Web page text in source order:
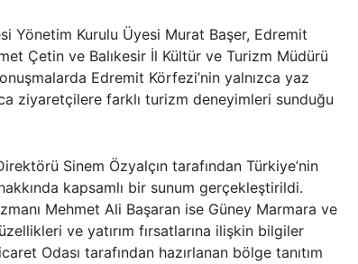
Yönetim Kurulu Üyesi Murat Başer, Edremit
Çetin ve Balıkesir İl Kültür ve Turizm Müdürü
Edremit Körfezi’nin yalnızca yaz
ziyaretçilere farklı turizm deneyimleri sunduğu
Sinem Özyalçın tarafından Türkiye’nin
kapsamlı bir sunum gerçekleştirildi.
Mehmet Ali Başaran ise Güney Marmara ve
ve yatırım fırsatlarına ilişkin bilgiler
Odası tarafından hazırlanan bölge tanıtım